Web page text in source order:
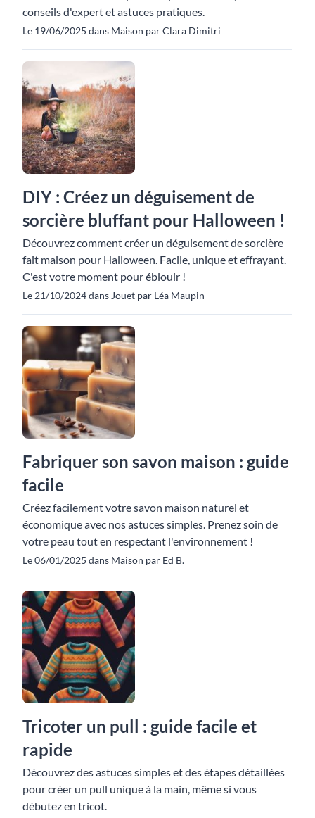
conseils d'expert et astuces pratiques.
Le 19/06/2025 dans Maison par Clara Dimitri
DIY : Créez un déguisement de
sorcière bluffant pour Halloween !
Découvrez comment créer un déguisement de sorcière
fait maison pour Halloween. Facile, unique et effrayant.
C'est votre moment pour éblouir !
Le 21/10/2024 dans Jouet par Léa Maupin
Fabriquer son savon maison : guide
facile
Créez facilement votre savon maison naturel et
économique avec nos astuces simples. Prenez soin de
votre peau tout en respectant l'environnement !
Le 06/01/2025 dans Maison par Ed B.
Tricoter un pull : guide facile et
rapide
Découvrez des astuces simples et des étapes détaillées
pour créer un pull unique à la main, même si vous
débutez en tricot.